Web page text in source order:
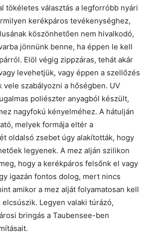
tökéletes választás a legforróbb nyári
kerékpáros tevékenységhez,
köszönhetően nem hivalkodó,
jönnünk benne, ha éppen le kell
Elöl végig zippzáras, tehát akár
levehetjük, vagy éppen a szellőzés
szabályozni a hőségben. UV
poliészter anyagból készült,
nagyfokú kényelméhez. A hátulján
melyek formája eltér a
oldalsó zsebet úgy alakították, hogy
legyenek. A mez alján szilikon
hogy a kerékpáros felsőnk el vagy
igazán fontos dolog, mert nincs
amikor a mez alját folyamatosan kell
Legyen valaki túrázó,
bringás a Taubensee-ben